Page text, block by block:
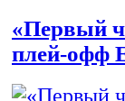
«Первый
плей-офф